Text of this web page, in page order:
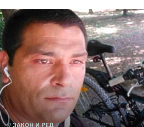
ЗАКОН И РЕД